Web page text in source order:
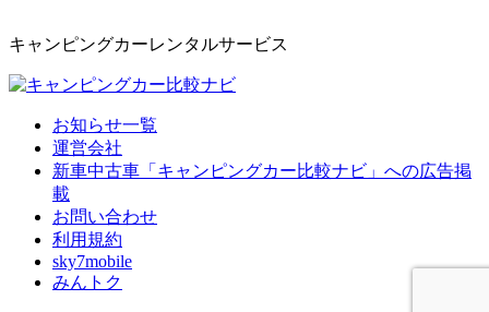
キャンピングカーレンタルサービス
お知らせ一覧
運営会社
新車中古車「キャンピングカー比較ナビ」への広告掲
載
お問い合わせ
利用規約
sky7mobile
みんトク